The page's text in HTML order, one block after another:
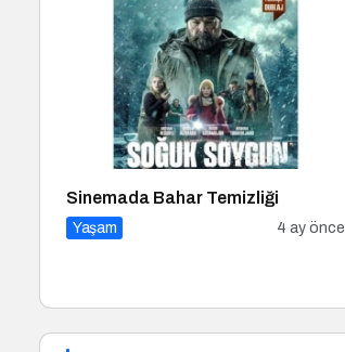
Sinemada Bahar Temizliği
Yaşam 4 ay önce